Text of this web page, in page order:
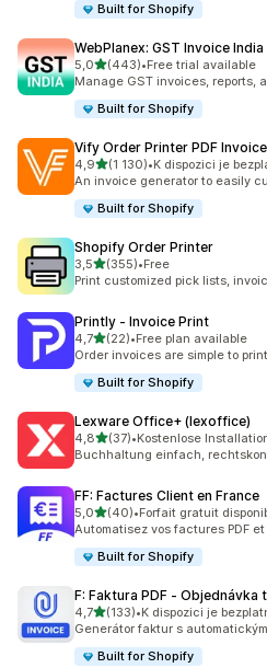
Built for Shopify
WebPlanex: GST Invoice India
5,0z 5 hvězd
(443)
Celkový počet recenzí: 443
•Free trial available
Manage GST invoices, reports,
Built for Shopify
Vify Order Printer PDF Invoice
4,9z 5 hvězd
(1 130)
Celkový počet recenzí: 1130
•K dispozici je
An invoice generator to easily
Built for Shopify
Shopify Order Printer
3,5z 5 hvězd
(355)
Celkový počet recenzí: 355
•Free
Print customized pick lists,
Printly ‑ Invoice Print
4,7z 5 hvězd
(22)
Celkový počet recenzí: 22
•Free plan available
Order invoices are simple to
Built for Shopify
Lexware Office+ (lexoffice)
4,8z 5 hvězd
(37)
Celkový počet recenzí: 37
•Kostenlose
Buchhaltung einfach,
FF: Factures Client en France
5,0z 5 hvězd
(40)
Celkový počet recenzí: 40
•Forfait gratuit
Automatisez vos factures PDF
Built for Shopify
F: Faktura PDF ‑ Objednávka
4,7z 5 hvězd
(133)
Celkový počet recenzí: 133
•K dispozici je
Generátor faktur s
Built for Shopify